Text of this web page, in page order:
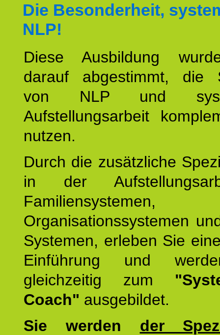
Die Besonderheit,
NLP!
Diese Ausbildung
darauf abgestimmt, die
von NLP und
Aufstellungsarbeit
nutzen.
Durch die zusätzliche
in der
Familiensystemen,
Organisationssystemen
Systemen, erleben Sie
Einführung und
gleichzeitig zum
Coach" ausgebildet.
Sie werden der